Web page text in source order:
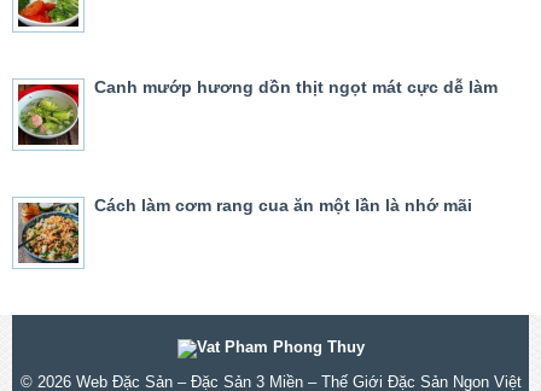
Canh mướp hương dồn thịt ngọt mát cực dễ làm
Cách làm cơm rang cua ăn một lần là nhớ mãi
© 2026 Web Đặc Sản – Đặc Sản 3 Miền – Thế Giới Đặc Sản Ngon Việt